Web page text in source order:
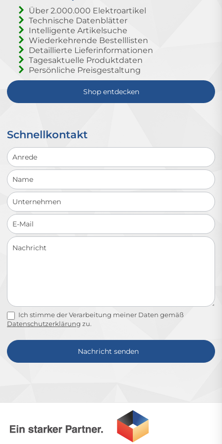
Über 2.000.000 Elektroartikel
Technische Datenblätter
Intelligente Artikelsuche
Wiederkehrende Bestelllisten
Detaillierte Lieferinformationen
Tagesaktuelle Produktdaten
Persönliche Preisgestaltung
Shop entdecken
Schnellkontakt
Schnellkontakt
Ich stimme der Verarbeitung meiner Daten gemäß
Datenschutzerklärung zu.
Nachricht senden